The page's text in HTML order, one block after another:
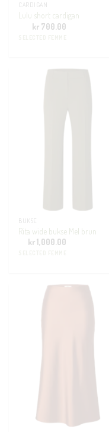
CARDIGAN
Lulu short cardigan
kr 700.00
BUKSE
Rita wide bukse Mel brun
kr1,000.00